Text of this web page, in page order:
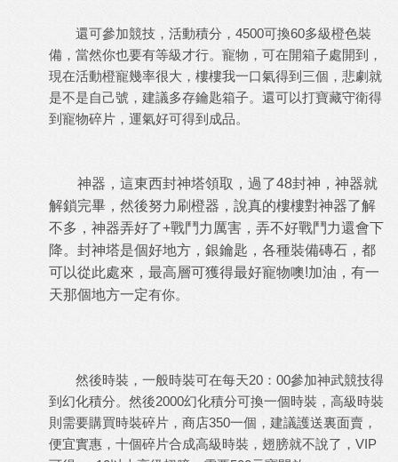
還可參加競技，活動積分， 4500可換60多級橙色裝
備，當然你也要有等級才行。寵物，可在開箱子處開到，
現在活動橙寵幾率很大，樓樓我一口氣得到三個，悲劇就
是不是自己號，建議多存鑰匙箱子。還可以打寶藏守衛得
到寵物碎片，運氣好可得到成品。
神器，這東西封神塔領取，過了48封神，神器就
解鎖完畢，然後努力刷橙器，說真的樓樓對神器了解
不多，神器弄好了+戰鬥力厲害，弄不好戰鬥力還會下
降。封神塔是個好地方，銀鑰匙，各種裝備磚石，都
可以從此處來，最高層可獲得最好寵物噢!加油，有一
天那個地方一定有你。
然後時裝，一般時裝可在每天20 ： 00參加神武競技得
到幻化積分。然後2000幻化積分可換一個時裝，高級時裝
則需要購買時裝碎片，商店350一個，建議護送裏面賣，
便宜實惠，十個碎片合成高級時裝，翅膀就不說了， VIP